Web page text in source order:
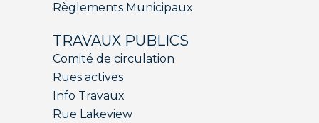
Règlements Municipaux
TRAVAUX PUBLICS
Comité de circulation
Rues actives
Info Travaux
Rue Lakeview